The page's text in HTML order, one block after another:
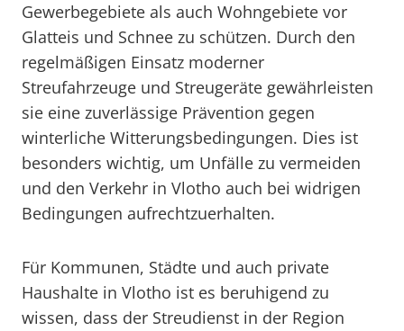
Gewerbegebiete als auch Wohngebiete vor
Glatteis und Schnee zu schützen. Durch den
regelmäßigen Einsatz moderner
Streufahrzeuge und Streugeräte gewährleisten
sie eine zuverlässige Prävention gegen
winterliche Witterungsbedingungen. Dies ist
besonders wichtig, um Unfälle zu vermeiden
und den Verkehr in Vlotho auch bei widrigen
Bedingungen aufrechtzuerhalten.
Für Kommunen, Städte und auch private
Haushalte in Vlotho ist es beruhigend zu
wissen, dass der Streudienst in der Region